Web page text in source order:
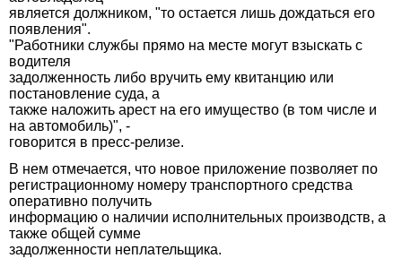
является должником, "то остается лишь дождаться его
появления".
"Работники службы прямо на месте могут взыскать с
водителя
задолженность либо вручить ему квитанцию или
постановление суда, а
также наложить арест на его имущество (в том числе и
на автомобиль)", -
говорится в пресс-релизе.
В нем отмечается, что новое приложение позволяет по
регистрационному номеру транспортного средства
оперативно получить
информацию о наличии исполнительных производств, а
также общей сумме
задолженности неплательщика.